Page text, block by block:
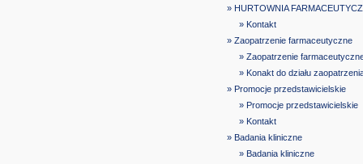
» HURTOWNIA
» Kontakt
» Zaopatrzenie farmaceutyczne
» Zaopatrzenie
» Konakt do działu
» Promocje przedstawicielskie
» Promocje przedstawicielskie
» Kontakt
» Badania kliniczne
» Badania kliniczne